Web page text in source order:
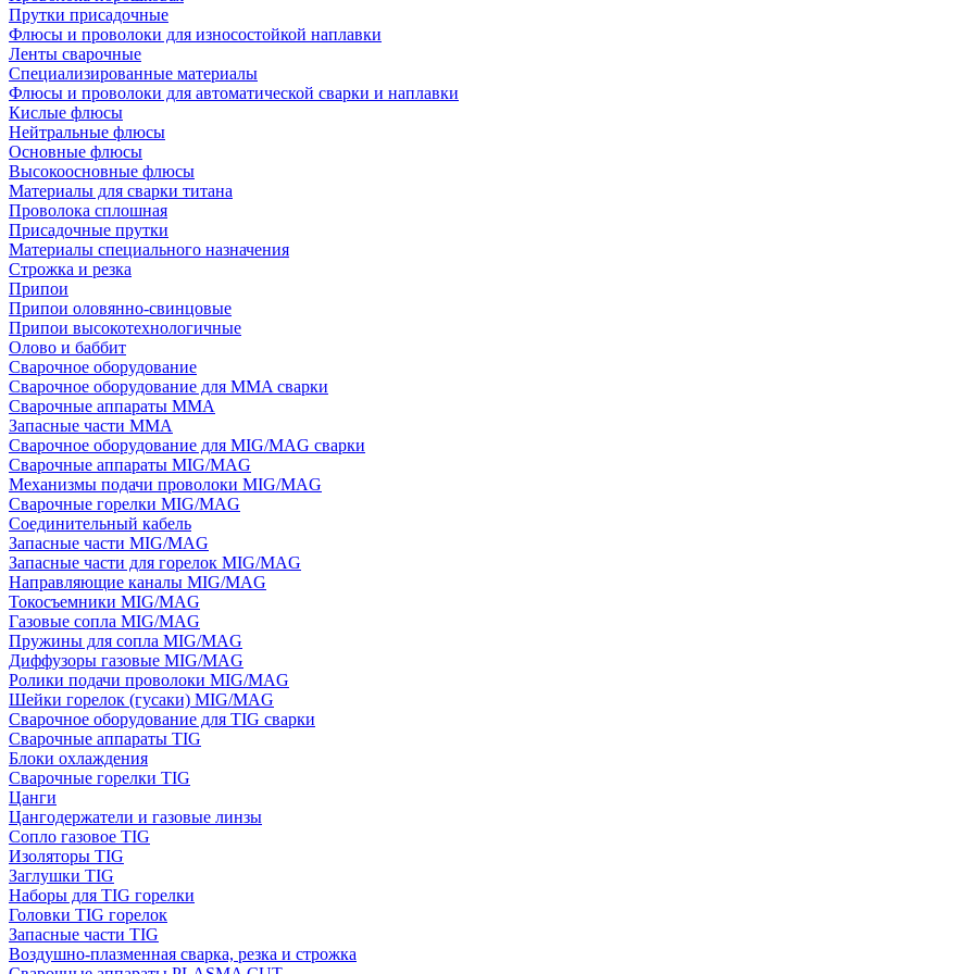
Прутки присадочные
Флюсы и проволоки для износостойкой наплавки
Ленты сварочные
Специализированные материалы
Флюсы и проволоки для автоматической сварки и наплавки
Кислые флюсы
Нейтральные флюсы
Основные флюсы
Высокоосновные флюсы
Материалы для сварки титана
Проволока сплошная
Присадочные прутки
Материалы специального назначения
Строжка и резка
Припои
Припои оловянно-свинцовые
Припои высокотехнологичные
Олово и баббит
Сварочное оборудование
Сварочное оборудование для MMA сварки
Сварочные аппараты MMA
Запасные части MMA
Сварочное оборудование для MIG/MAG сварки
Сварочные аппараты MIG/MAG
Механизмы подачи проволоки MIG/MAG
Сварочные горелки MIG/MAG
Соединительный кабель
Запасные части MIG/MAG
Запасные части для горелок MIG/MAG
Направляющие каналы MIG/MAG
Токосъемники MIG/MAG
Газовые сопла MIG/MAG
Пружины для сопла MIG/MAG
Диффузоры газовые MIG/MAG
Ролики подачи проволоки MIG/MAG
Шейки горелок (гусаки) MIG/MAG
Сварочное оборудование для TIG сварки
Сварочные аппараты TIG
Блоки охлаждения
Сварочные горелки TIG
Цанги
Цангодержатели и газовые линзы
Сопло газовое TIG
Изоляторы TIG
Заглушки TIG
Наборы для TIG горелки
Головки TIG горелок
Запасные части TIG
Воздушно-плазменная сварка, резка и строжка